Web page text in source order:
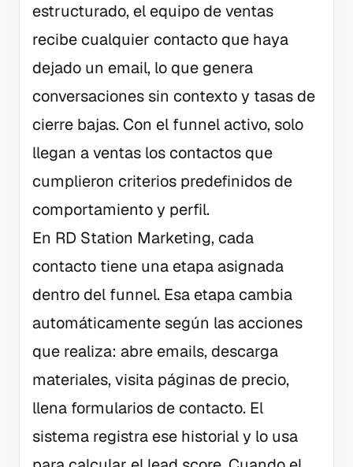
estructurado, el equipo de ventas
recibe cualquier contacto que haya
dejado un email, lo que genera
conversaciones sin contexto y tasas de
cierre bajas. Con el funnel activo, solo
llegan a ventas los contactos que
cumplieron criterios predefinidos de
comportamiento y perfil.
En RD Station Marketing, cada
contacto tiene una etapa asignada
dentro del funnel. Esa etapa cambia
automáticamente según las acciones
que realiza: abre emails, descarga
materiales, visita páginas de precio,
llena formularios de contacto. El
sistema registra ese historial y lo usa